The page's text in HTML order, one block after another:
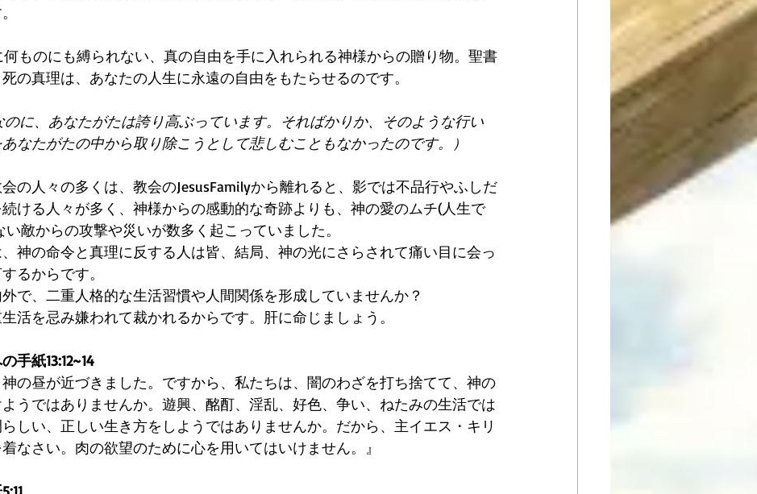
何ものにも縛られない、真の自由を手に入れられる神様からの贈り物。聖書
の真理は、あなたの人生に永遠の自由をもたらせるのです。
のに、あなたがたは誇り高ぶっています。そればかりか、そのような行い
なたがたの中から取り除こうとして悲しむこともなかったのです。）
の人々の多くは、教会のJesusFamilyから離れると、影では不品行やふしだ
ける人々が多く、神様からの感動的な奇跡よりも、神の愛のムチ(人生で
敵からの攻撃や災いが数多く起こっていました。
神の命令と真理に反する人は皆、結局、神の光にさらされて痛い目に会っ
るからです。
で、二重人格的な生活習慣や人間関係を形成していませんか？
活を忌み嫌われて裁かれるからです。肝に命じましょう。
手紙13:12~14
神の昼が近づきました。ですから、私たちは、闇のわざを打ち捨てて、神の
うではありませんか。遊興、酩酊、淫乱、好色、争い、ねたみの生活では
しい、正しい生き方をしようではありませんか。だから、主イエス・キリ
なさい。肉の欲望のために心を用いてはいけません。』